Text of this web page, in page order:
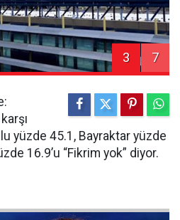
3 7
yüzde 45.1, Bayraktar yüzde
16.9’u “Fikrim yok” diyor.